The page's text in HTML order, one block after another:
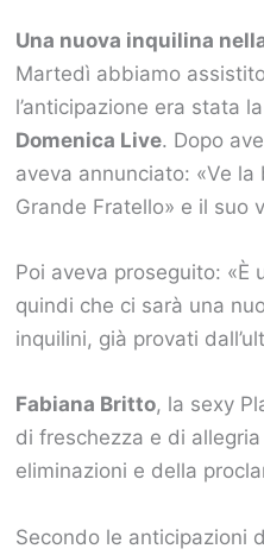
Una nuova inquilina
Martedì abbiamo
l’anticipazione era stata
Domenica Live. Dopo
aveva annunciato: «Ve
Grande Fratello» e il suo
Poi aveva proseguito: «È
quindi che ci sarà una
inquilini, già provati
Fabiana Britto, la sexy
di freschezza e di
eliminazioni e della
Secondo le anticipazioni